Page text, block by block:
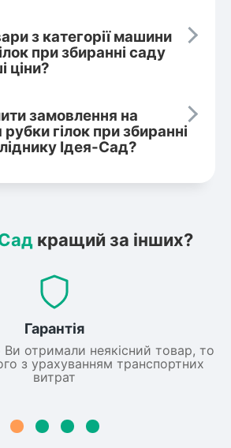
з категорії машини
при збиранні саду
ціни?
замовлення на
гілок при збиранні
Ідея-Сад?
кращий за інших?
Гарантія
отримали неякісний товар, то
з урахуванням транспортних
витрат